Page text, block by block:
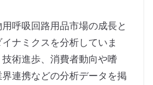
呼吸回路用品市場の成長と
ナミクスを分析していま
術進歩、消費者動向や嗜
連携などの分析データを掲